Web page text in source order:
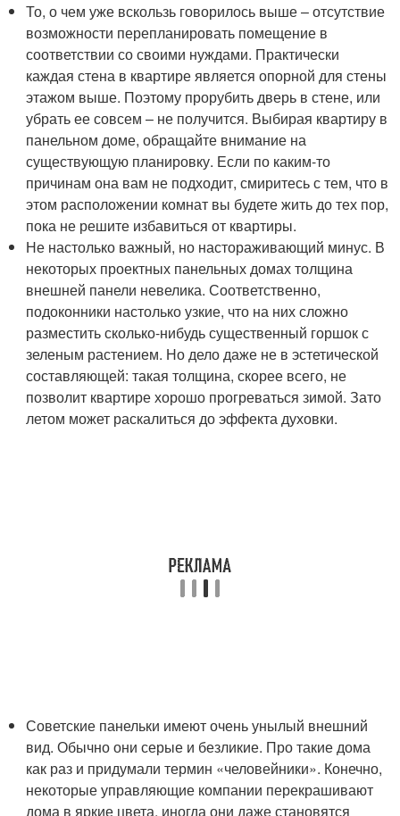
То, о чем уже вскользь говорилось выше – отсутствие
возможности перепланировать помещение в
соответствии со своими нуждами. Практически
каждая стена в квартире является опорной для стены
этажом выше. Поэтому прорубить дверь в стене, или
убрать ее совсем – не получится. Выбирая квартиру в
панельном доме, обращайте внимание на
существующую планировку. Если по каким-то
причинам она вам не подходит, смиритесь с тем, что в
этом расположении комнат вы будете жить до тех пор,
пока не решите избавиться от квартиры.
Не настолько важный, но настораживающий минус. В
некоторых проектных панельных домах толщина
внешней панели невелика. Соответственно,
подоконники настолько узкие, что на них сложно
разместить сколько-нибудь существенный горшок с
зеленым растением. Но дело даже не в эстетической
составляющей: такая толщина, скорее всего, не
позволит квартире хорошо прогреваться зимой. Зато
летом может раскалиться до эффекта духовки.
Советские панельки имеют очень унылый внешний
вид. Обычно они серые и безликие. Про такие дома
как раз и придумали термин «человейники». Конечно,
некоторые управляющие компании перекрашивают
дома в яркие цвета, иногда они даже становятся